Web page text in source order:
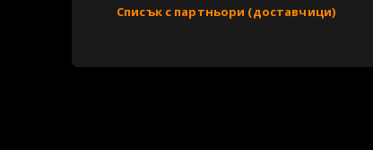
Списък с партньори (доставчици)